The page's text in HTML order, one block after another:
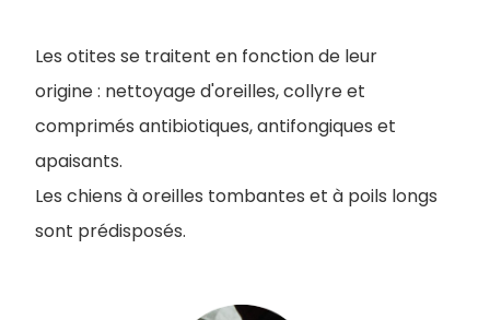
Les otites se traitent en fonction de leur
origine : nettoyage d'oreilles, collyre et
comprimés antibiotiques, antifongiques et
apaisants.
Les chiens à oreilles tombantes et à poils longs
sont prédisposés.